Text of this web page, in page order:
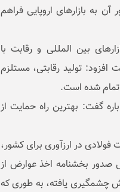
به بازارهای اروپایی فراهم
بین المللی و رقابت با
تولید رقابتی، مستلزم
شده است.
گفت: بهترین راه حمایت از
در ارزآوری برای کشور،
صدور بخشنامه اخذ عوارض از
چشمگیری یافته، به طوری که